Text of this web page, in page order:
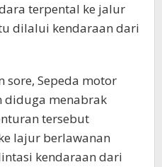
terpental ke jalur
dilalui kendaraan dari
sore, Sepeda motor
diduga menabrak
tersebut
lajur berlawanan
kendaraan dari